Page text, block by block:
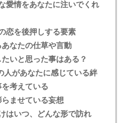
愛情をあなたに注いでくれ
恋を後押しする要素
あなたの仕草や言動
いと思った事はある？
があなたに感じている絆
考えている
ませている妄想
はいつ、どんな形で訪れ